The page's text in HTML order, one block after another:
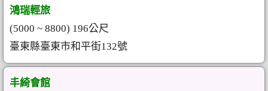
鴻瑞輕旅
(5000 ~ 8800) 196公尺
臺東縣臺東市和平街132號
丰綺會館